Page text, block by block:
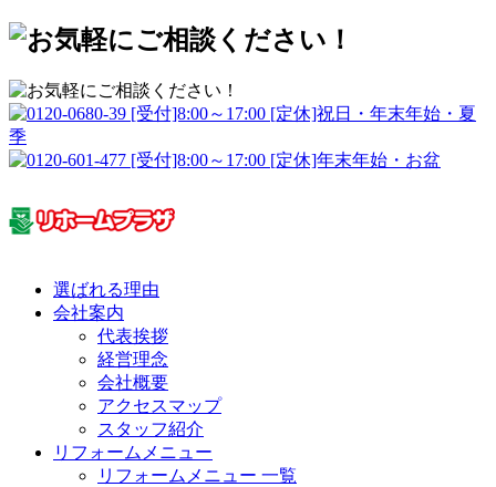
選ばれる理由
会社案内
代表挨拶
経営理念
会社概要
アクセスマップ
スタッフ紹介
リフォームメニュー
リフォームメニュー 一覧